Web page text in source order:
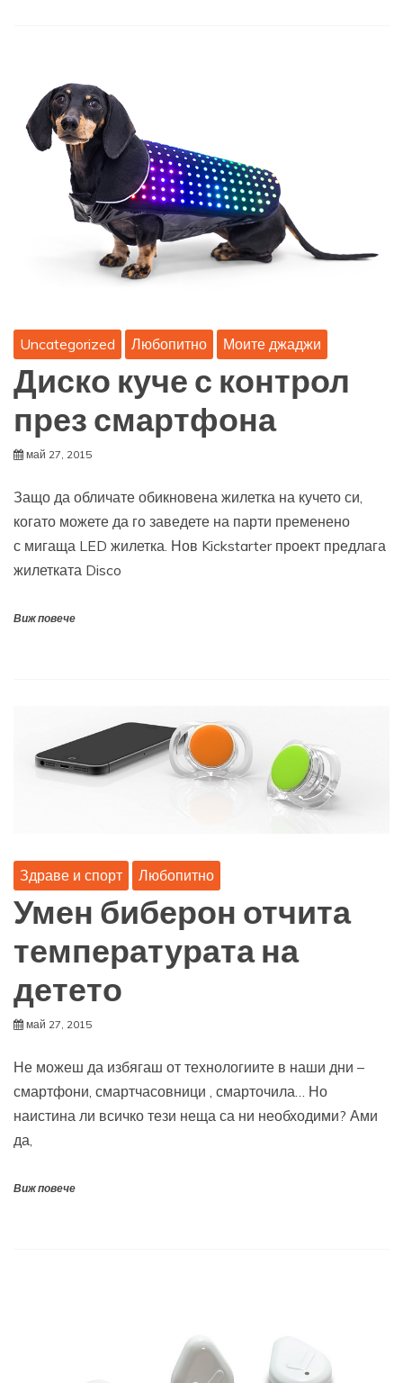
Uncategorized Любопитно Моите джаджи
Диско куче с контрол
през смартфона
май 27, 2015
Защо да обличате обикновена жилетка на кучето си,
когато можете да го заведете на парти пременено
с мигаща LED жилетка. Нов Kickstarter проект предлага
жилетката Disco
Виж повече
Здраве и спорт Любопитно
Умен биберон отчита
температурата на
детето
май 27, 2015
Не можеш да избягаш от технологиите в наши дни –
смартфони, смартчасовници , смарточила… Но
наистина ли всичко тези неща са ни необходими? Ами
да,
Виж повече